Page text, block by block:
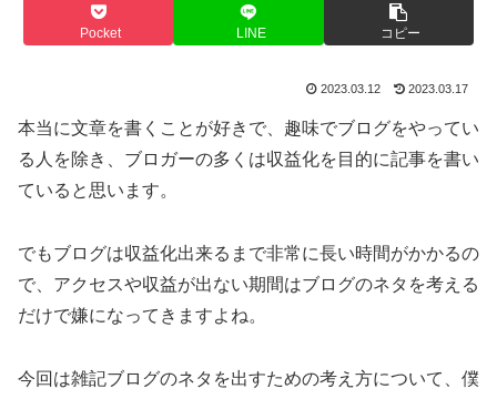
Pocket LINE コピー
2023.03.12 2023.03.17
本当に文章を書くことが好きで、趣味でブログをやってい
る人を除き、ブロガーの多くは収益化を目的に記事を書い
ていると思います。
でもブログは収益化出来るまで非常に長い時間がかかるの
で、アクセスや収益が出ない期間はブログのネタを考える
だけで嫌になってきますよね。
今回は雑記ブログのネタを出すための考え方について、僕